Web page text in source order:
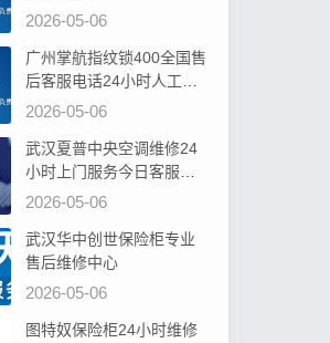
2026-05-06
广州掌航指纹锁400全国售
后客服电话24小时人工电
话
2026-05-06
武汉夏普中央空调维修24
小时上门服务今日客服热
线
2026-05-06
武汉华中创世保险柜专业
售后维修中心
2026-05-06
图特奴保险柜24小时维修